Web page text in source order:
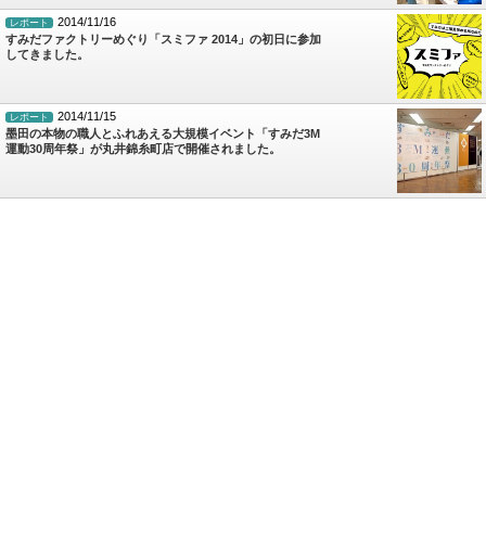
レポート
2014/11/16
すみだファクトリーめぐり「スミファ 2014」の初日に参加
してきました。
レポート
2014/11/15
墨田の本物の職人とふれあえる大規模イベント「すみだ3M
運動30周年祭」が丸井錦糸町店で開催されました。